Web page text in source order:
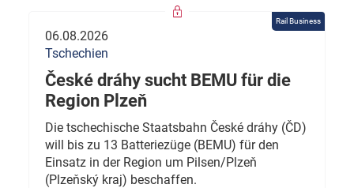
Rail Business
06.08.2026
Tschechien
České dráhy sucht BEMU für die
Region Plzeň
Die tschechische Staatsbahn České dráhy (ČD)
will bis zu 13 Batteriezüge (BEMU) für den
Einsatz in der Region um Pilsen/Plzeň
(Plzeňský kraj) beschaffen.